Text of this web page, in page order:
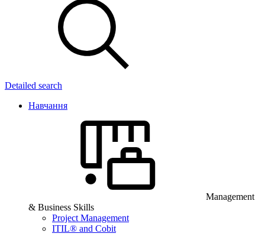
Detailed search
Навчання
Management
& Business Skills
Project Management
ITIL® and Cobit